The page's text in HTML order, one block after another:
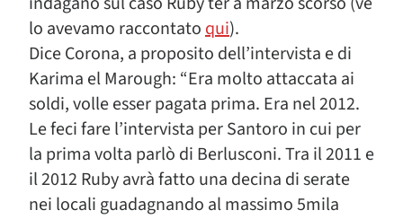
lo avevamo raccontatoqui).
Dice Corona, a proposito dell’intervista e di
Karima el Marough: “Era molto attaccata ai
soldi, volle esser pagata prima. Era nel 2012.
Le feci fare l’intervista per Santoro in cui per
la prima volta parlò di Berlusconi. Tra il 2011 e
il 2012 Ruby avrà fatto una decina di serate
nei locali guadagnando al massimo 5mila